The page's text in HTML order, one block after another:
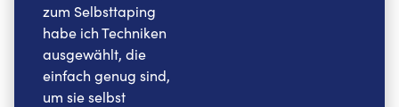
zum Selbsttaping
habe ich Techniken
ausgewählt, die
einfach genug sind,
um sie selbst